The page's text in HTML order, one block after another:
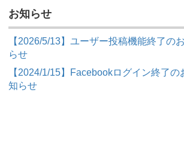
お知らせ
【2026/5/13】ユーザー投稿機能終了の
らせ
【2024/1/15】Facebookログイン終了の
知らせ